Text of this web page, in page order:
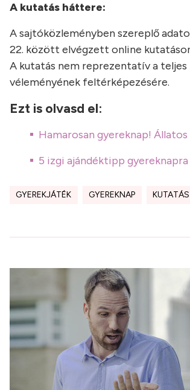
A kutatás háttere:
A sajtóközleményben szereplő
22. között elvégzett online
A kutatás nem reprezentatív a teljes
véleményének feltérképezésére.
Ezt is olvasd el:
Hamarosan gyereknap!
5 izgi ajándéktipp gyereknapra
GYEREKJÁTÉK GYEREKNAP KUTATÁS